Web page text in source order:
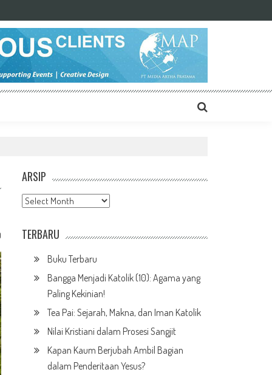
ARSIP
Arsip
TERBARU
Buku Terbaru
Bangga Menjadi Katolik (10): Agama yang
Paling Kekinian!
Tea Pai: Sejarah, Makna, dan Iman Katolik
Nilai Kristiani dalam Prosesi Sangjit
Kapan Kaum Berjubah Ambil Bagian
dalam Penderitaan Yesus?